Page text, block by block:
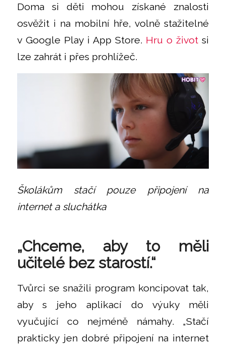
Doma si děti mohou získané znalosti
osvěžit i na mobilní hře, volně stažitelné
v Google Play i App Store. Hru o život si
lze zahrát i přes prohlížeč.
Školákům stačí pouze připojení na
internet a sluchátka
„Chceme, aby to měli
učitelé bez starostí.“
Tvůrci se snažili program koncipovat tak,
aby s jeho aplikací do výuky měli
vyučující co nejméně námahy. „Stačí
prakticky jen dobré připojení na internet